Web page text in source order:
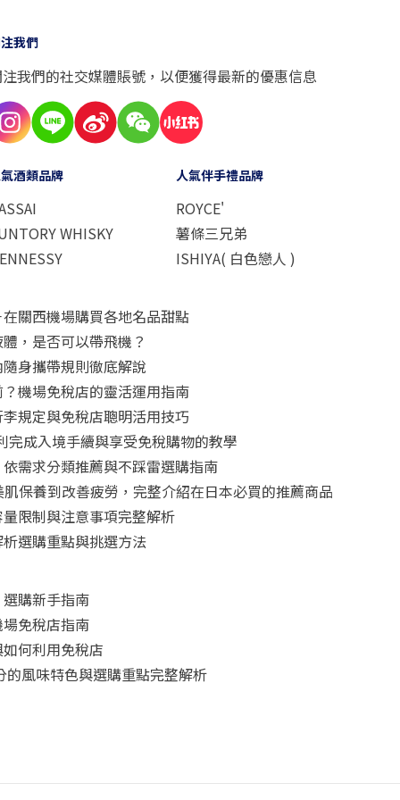
我們
我們的社交媒體賬號，以便獲得最新的優惠信息
酒類品牌
WHISKY
人氣伴手禮品牌
ROYCE'
薯條三兄弟
ISHIYA( 白色戀人 )
關西機場購買各地名品甜點
，是否可以帶飛機？
身攜帶規則徹底解說
機場免稅店的靈活運用指南
規定與免稅店聰明活用技巧
成入境手續與享受免稅購物的教學
需求分類推薦與不踩雷選購指南
保養到改善疲勞，完整介紹在日本必買的推薦商品
限制與注意事項完整解析
選購重點與挑選方法
購新手指南
免稅店指南
何利用免稅店
風味特色與選購重點完整解析